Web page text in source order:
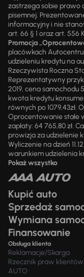
zastrzega sobie prawo
pisemnej.
informacyjny i nie
art. 66 § 1 oraz art. 556
Promocja
placówkach
udzieleniu kredytu na
Rzeczywista Roczna
Reprezentatywny
2019, cena samochodu
kwota kredytu
równych po 1079,43zł.
Oprocentowanie stałe
zapłaty: 64 765,80 zł.
prowizja za udzielenie
Wyliczenie na dzień
warunkiem udzielenia
Pokaż wszystko
Kupić auto
Sprzedaż
Wymiana
Finansowanie
Obsługa klienta
Reklamacje/Skarga
Rzecznik praw
AUTO